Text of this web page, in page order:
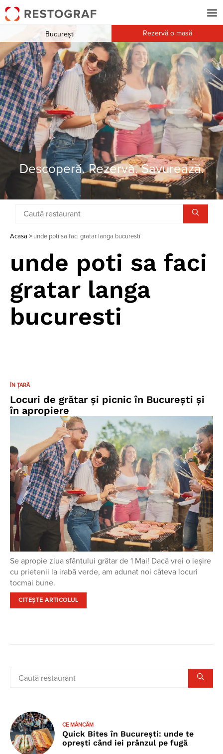
Descoperă. Rezervă. Savurează.
București Rezervă o masă
Acasa > unde poti sa faci gratar langa bucuresti
unde poti sa faci
gratar langa
bucuresti
ÎN ȚARĂ
Locuri de grătar și picnic în Bucureşti și
în apropiere
Se apropie ziua sfântului grătar de 1 Mai! Dacă vrei o ieșire
cu prietenii la irabă verde, am adunat noi câteva locuri
tocmai bune.
CITEȘTE ARTICOLUL
CE MÂNCĂM
Quick Bites în București: unde te
oprești când iei prânzul pe fugă